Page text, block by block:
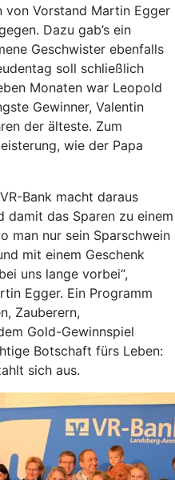
von Vorstand Martin Egger
Dazu gab’s ein
Geschwister ebenfalls
soll schließlich
Monaten war Leopold
Gewinner, Valentin
der älteste. Zum
wie der Papa
Bank macht daraus
damit das Sparen zu einem
man nur sein Sparschwein
mit einem Geschenk
uns lange vorbei“,
Egger. Ein Programm
Zauberern,
Gold-Gewinnspiel
Botschaft fürs Leben:
sich aus.